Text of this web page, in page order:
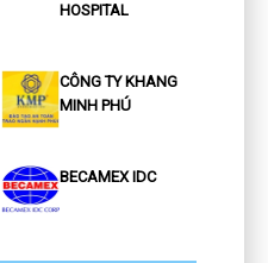
HOSPITAL
CÔNG TY KHANG
MINH PHÚ
BECAMEX IDC